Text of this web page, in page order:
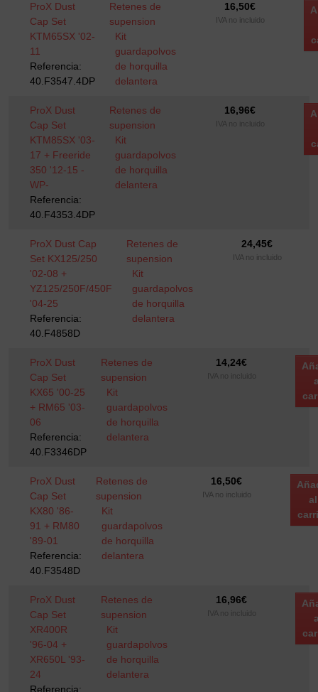
ProX Dust
Cap Set
KTM65SX '02-
11
Referencia:
40.F3547.4DP
Retenes de
supension
Kit
guardapolvos
de horquilla
delantera
16,50€
IVA no incluido
ProX Dust
Cap Set
KTM85SX '03-
17 + Freeride
350 '12-15 -
WP-
Referencia:
40.F4353.4DP
Retenes de
supension
Kit
guardapolvos
de horquilla
delantera
16,96€
IVA no incluido
ProX Dust Cap
Set KX125/250
'02-08 +
YZ125/250F/450F
'04-25
Referencia:
40.F4858D
Retenes de
supension
Kit
guardapolvos
de horquilla
delantera
24,45€
IVA no incluido
ProX Dust
Cap Set
KX65 '00-25
+ RM65 '03-
06
Referencia:
40.F3346DP
Retenes de
supension
Kit
guardapolvos
de horquilla
delantera
14,24€
IVA no incluido
ProX Dust
Cap Set
KX80 '86-
91 + RM80
'89-01
Referencia:
40.F3548D
Retenes de
supension
Kit
guardapolvos
de horquilla
delantera
16,50€
IVA no incluido
al
ProX Dust
Cap Set
XR400R
'96-04 +
XR650L '93-
24
Referencia:
Retenes de
supension
Kit
guardapolvos
de horquilla
delantera
16,96€
IVA no incluido